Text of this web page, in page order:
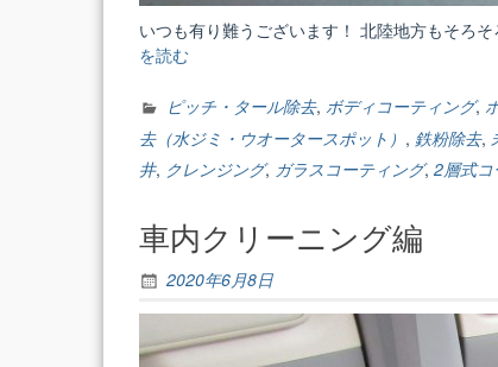
いつも有り難うございます！ 北陸地方もそろ
を読む
編
①”
ピッチ・タール除去, ボディコーティング,
去（水ジミ・ウオータースポット） , 鉄粉除去,
井, クレンジング, ガラスコーティング, 2層式
車内クリーニング編
2020年6月8日